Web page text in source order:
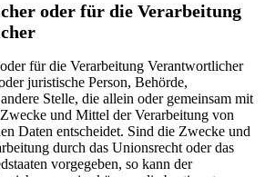
oder für die Verarbeitung
für die Verarbeitung Verantwortlicher
juristische Person, Behörde,
Stelle, die allein oder gemeinsam mit
und Mittel der Verarbeitung von
Daten entscheidet. Sind die Zwecke und
durch das Unionsrecht oder das
vorgegeben, so kann der